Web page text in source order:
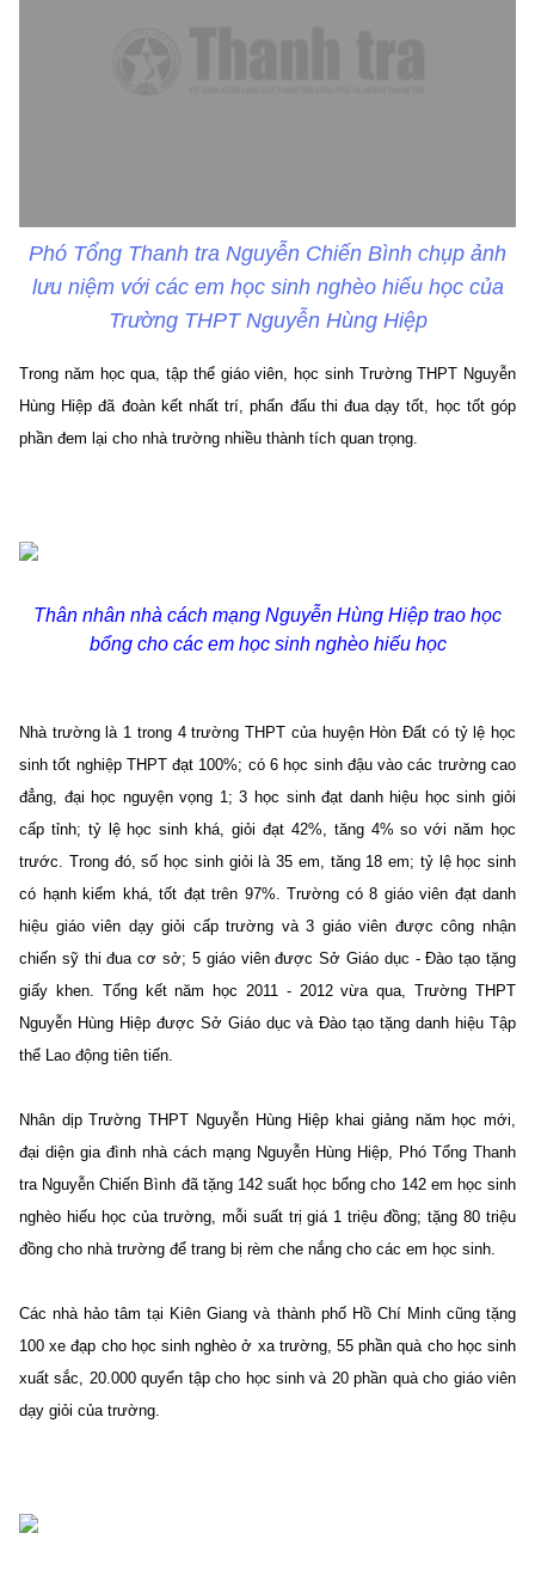
Phó Tổng Thanh tra Nguyễn Chiến Bình chụp ảnh
lưu niệm với các em học sinh nghèo hiếu học của
Trường THPT Nguyễn Hùng Hiệp
Trong năm học qua, tập thể giáo viên, học sinh Trường THPT Nguyễn
Hùng Hiệp đã đoàn kết nhất trí, phấn đấu thi đua dạy tốt, học tốt góp
phần đem lại cho nhà trường nhiều thành tích quan trọng.
Thân nhân nhà cách mạng Nguyễn Hùng Hiệp trao học
bổng cho các em học sinh nghèo hiếu học
Nhà trường là 1 trong 4 trường THPT của huyện Hòn Đất có tỷ lệ học
sinh tốt nghiệp THPT đạt 100%; có 6 học sinh đậu vào các trường cao
đẳng, đại học nguyện vọng 1; 3 học sinh đạt danh hiệu học sinh giỏi
cấp tỉnh; tỷ lệ học sinh khá, giỏi đạt 42%, tăng 4% so với năm học
trước. Trong đó, số học sinh giỏi là 35 em, tăng 18 em; tỷ lệ học sinh
có hạnh kiểm khá, tốt đạt trên 97%. Trường có 8 giáo viên đạt danh
hiệu giáo viên dạy giỏi cấp trường và 3 giáo viên được công nhận
chiến sỹ thi đua cơ sở; 5 giáo viên được Sở Giáo dục - Đào tạo tặng
giấy khen. Tổng kết năm học 2011 - 2012 vừa qua, Trường THPT
Nguyễn Hùng Hiệp được Sở Giáo dục và Đào tạo tặng danh hiệu Tập
thể Lao động tiên tiến.
Nhân dịp Trường THPT Nguyễn Hùng Hiệp khai giảng năm học mới,
đại diện gia đình nhà cách mạng Nguyễn Hùng Hiệp, Phó Tổng Thanh
tra Nguyễn Chiến Bình đã tặng 142 suất học bổng cho 142 em học sinh
nghèo hiếu học của trường, mỗi suất trị giá 1 triệu đồng; tặng 80 triệu
đồng cho nhà trường để trang bị rèm che nắng cho các em học sinh.
Các nhà hảo tâm tại Kiên Giang và thành phố Hồ Chí Minh cũng tặng
100 xe đạp cho học sinh nghèo ở xa trường, 55 phần quà cho học sinh
xuất sắc, 20.000 quyển tập cho học sinh và 20 phần quà cho giáo viên
dạy giỏi của trường.